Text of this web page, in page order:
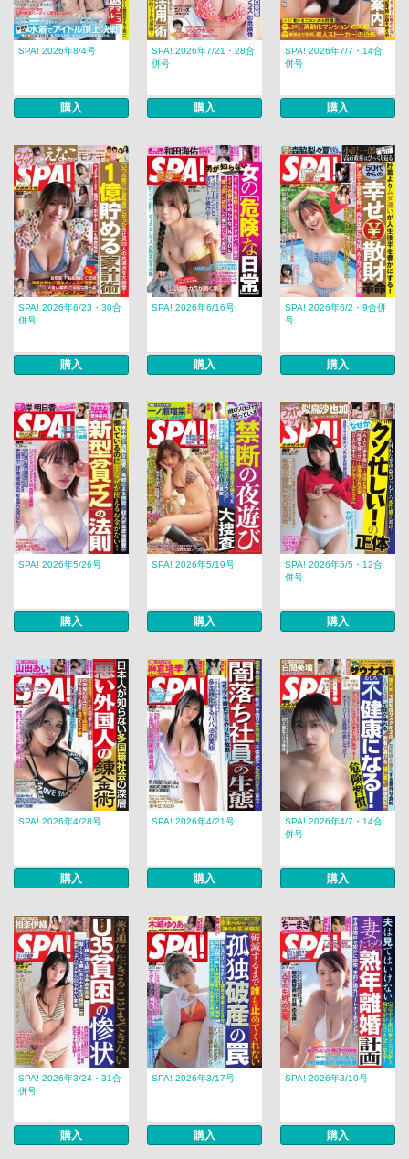
SPA! 2026年8/4号
購入
SPA! 2026年7/21・28合
併号
購入
SPA! 2026年7/7・14合
併号
購入
SPA! 2026年6/23・30合
併号
購入
SPA! 2026年6/16号
購入
SPA! 2026年6/2・9合併
号
購入
SPA! 2026年5/26号
購入
SPA! 2026年5/19号
購入
SPA! 2026年5/5・12合
併号
購入
SPA! 2026年4/28号
購入
SPA! 2026年4/21号
購入
SPA! 2026年4/7・14合
併号
購入
SPA! 2026年3/24・31合
併号
購入
SPA! 2026年3/17号
購入
SPA! 2026年3/10号
購入